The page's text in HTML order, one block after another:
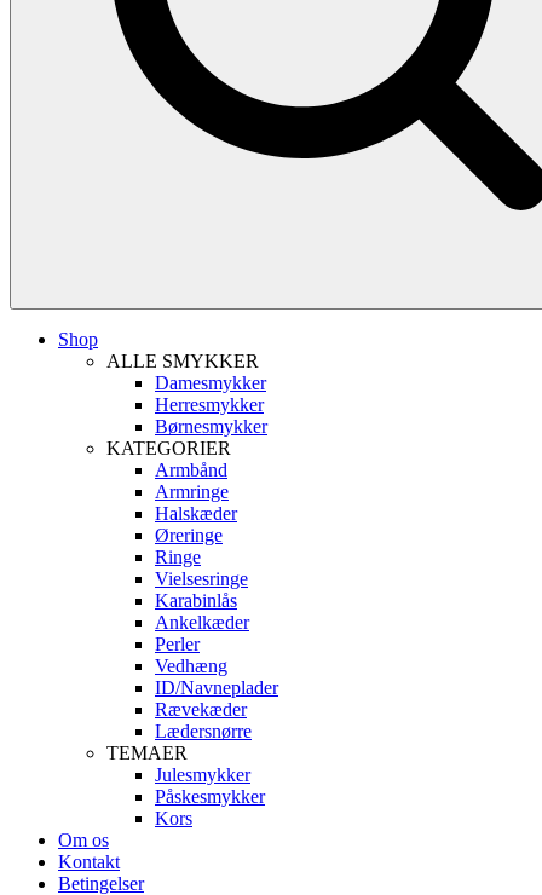
Shop
ALLE SMYKKER
Damesmykker
Herresmykker
Børnesmykker
KATEGORIER
Armbånd
Armringe
Halskæder
Øreringe
Ringe
Vielsesringe
Karabinlås
Ankelkæder
Perler
Vedhæng
ID/Navneplader
Rævekæder
Lædersnørre
TEMAER
Julesmykker
Påskesmykker
Kors
Om os
Kontakt
Betingelser